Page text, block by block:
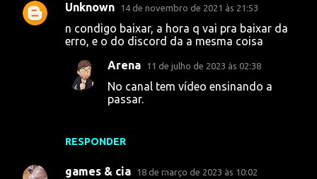
Unknown 14 de novembro de 2021 às 21:53
n condigo baixar, a hora q vai pra baixar da
erro, e o do discord da a mesma coisa
RESPONDER
Arena 11 de julho de 2023 às 02:38
No canal tem vídeo ensinando a
passar.
games & cia 18 de março de 2023 às 10:02